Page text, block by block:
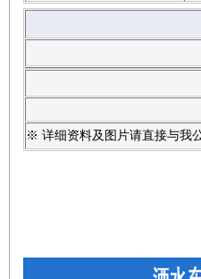
※ 详细资料及图片请直接与我